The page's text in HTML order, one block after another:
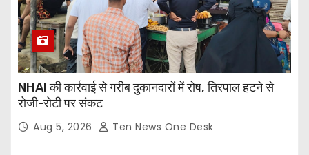
NHAI की कार्रवाई से गरीब दुकानदारों में रोष, तिरपाल हटने से
रोजी-रोटी पर संकट
Aug 5, 2026 Ten News One Desk